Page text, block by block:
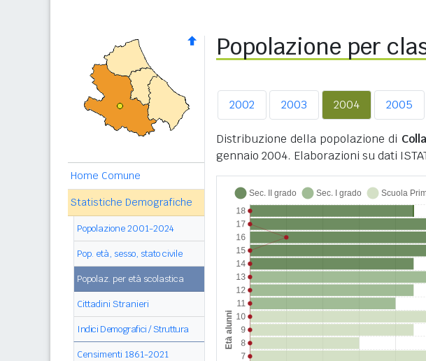
Home Comune
Statistiche Demografiche
Popolazione 2001-2024
Pop. età, sesso, stato civile
Popolaz. per età scolastica
Cittadini Stranieri
Indici Demografici / Struttura
Censimenti 1861-2021
Popolazione per
2002 2003 2004 2005
Distribuzione della popolazione di
gennaio 2004. Elaborazioni su dati